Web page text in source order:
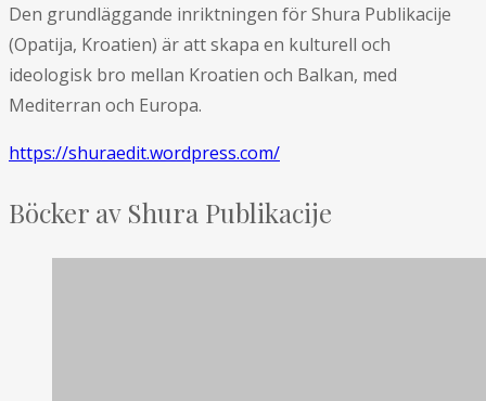
Den grundläggande inriktningen för Shura Publikacije
(Opatija, Kroatien) är att skapa en kulturell och
ideologisk bro mellan Kroatien och Balkan, med
Mediterran och Europa.
https://shuraedit.wordpress.com/
Böcker av Shura Publikacije